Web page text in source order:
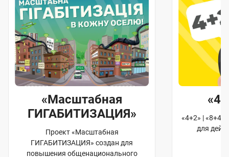
«Масштабная
ГИГАБИТИЗАЦИЯ»
Проект «Масштабная
ГИГАБИТИЗАЦИЯ» создан для
повышения общенационального
«4+2» |
для